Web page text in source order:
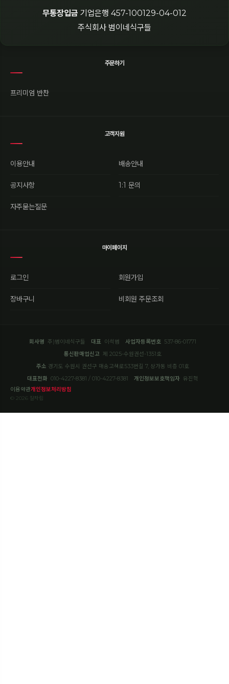
무통장입금 기업은행 457-100129-04-012
주식회사 범이네식구들
주문하기
프리미엄 반찬
고객지원
이용안내 배송안내
공지사항 1:1 문의
자주묻는질문
마이페이지
로그인 회원가입
장바구니 비회원 주문조회
회사명 주)범이네식구들 대표 이석범 사업자등록번호 537-86-01771
통신판매업신고 제 2025-수원권선-1351호
주소 경기도 수원시 권선구 매송고색로533번길 7, 상가동 비층 01호
대표전화 010-4227-8381 / 010-4227-8381 개인정보보호책임자 유진혁
이용약관개인정보처리방침
© 2026 잘차림